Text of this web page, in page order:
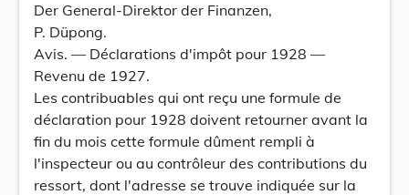
Der General-Direktor der Finanzen,
P. Düpong.
Avis. — Déclarations d'impôt pour 1928 —
Revenu de 1927.
Les contribuables qui ont reçu une formule de
déclaration pour 1928 doivent retourner avant la
fin du mois cette formule dûment rempli à
l'inspecteur ou au contrôleur des contributions du
ressort, dont l'adresse se trouve indiquée sur la